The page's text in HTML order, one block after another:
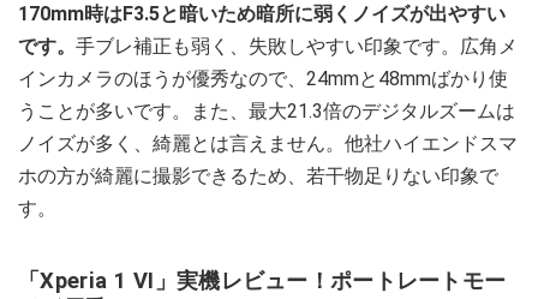
170mm時はF3.5と暗いため暗所に弱くノイズが出やすい
です。 手ブレ補正も弱く、失敗しやすい印象です。広角メ
インカメラのほうが優秀なので、24mmと48mmばかり使
うことが多いです。また、最大21.3倍のデジタルズームは
ノイズが多く、綺麗とは言えません。他社ハイエンドスマ
ホの方が綺麗に撮影できるため、若干物足りない印象で
す。
「Xperia 1 VI」実機レビュー！ポートレートモー